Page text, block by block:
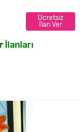
Ücretsiz
İlan Ver
İlanları